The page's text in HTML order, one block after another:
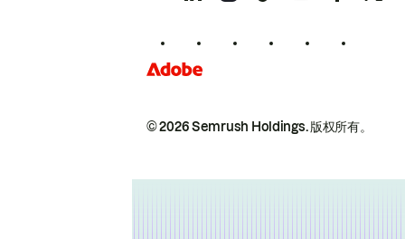
© 2026 Semrush Holdings.版权所有。